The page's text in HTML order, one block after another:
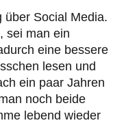
über Social Media.
sei man ein
eine bessere
lesen und
ein paar Jahren
noch beide
lebend wieder